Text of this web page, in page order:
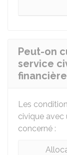
Peut-on
service
Les
civique avec
concerné :